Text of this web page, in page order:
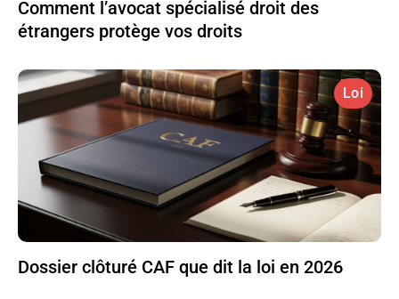
Comment l’avocat spécialisé droit des
étrangers protège vos droits
Loi
Dossier clôturé CAF que dit la loi en 2026